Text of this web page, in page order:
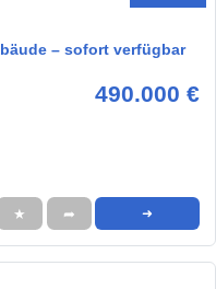
– sofort verfügbar
490.000 €
★ ➦ ➜